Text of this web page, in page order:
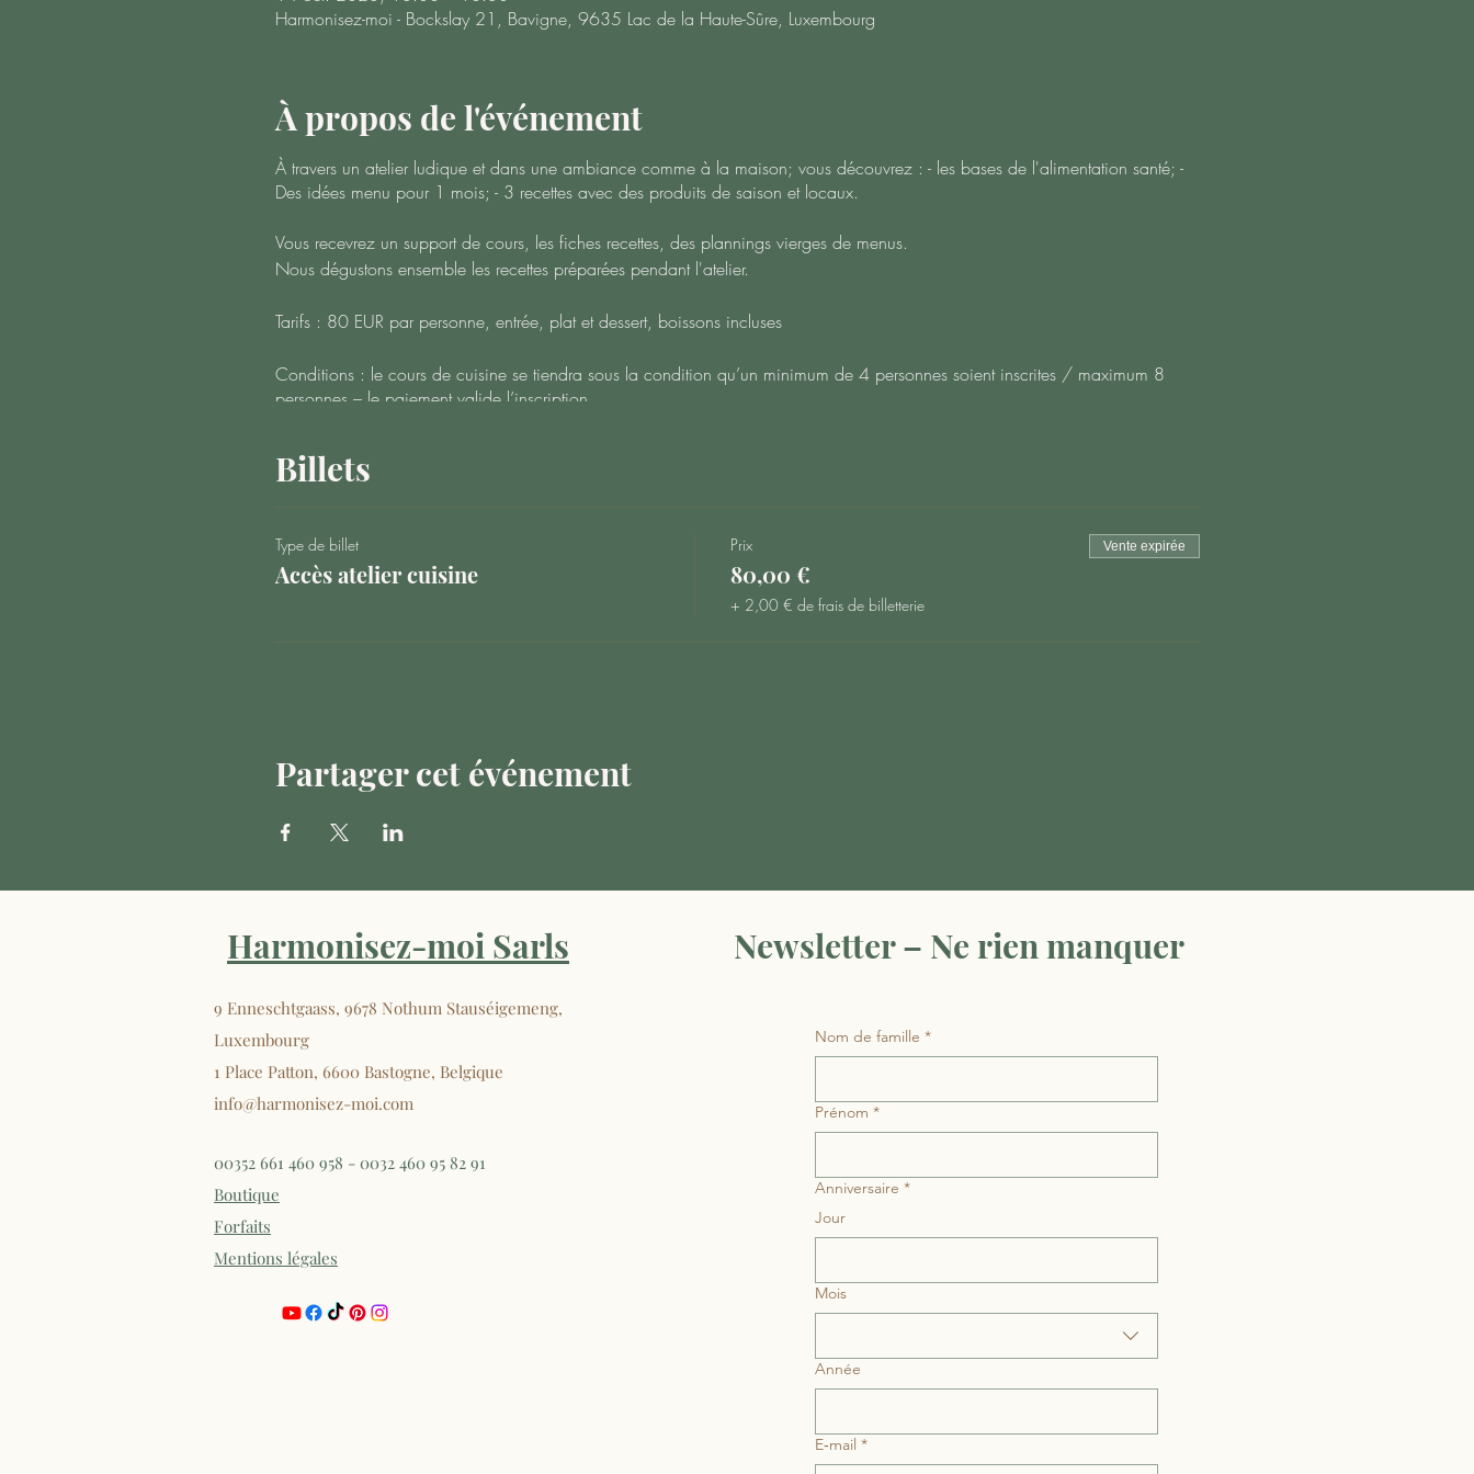
Harmonisez-moi - Bockslay 21, Bavigne, 9635 Lac de la Haute-Sûre, Luxembourg
À propos de l'événement
À travers un atelier ludique et dans une ambiance comme à la maison; vous découvrez : - les bases de l'alimentation santé; -
Des idées menu pour 1 mois; - 3 recettes avec des produits de saison et locaux.
Vous recevrez un support de cours, les fiches recettes, des plannings vierges de menus.
Nous dégustons ensemble les recettes préparées pendant l'atelier.
Tarifs : 80 EUR par personne, entrée, plat et dessert, boissons incluses
Conditions : le cours de cuisine se tiendra sous la condition qu’un minimum de 4 personnes soient inscrites / maximum 8
personnes – le paiement valide l’inscription
Billets
Type de billet
Accès atelier cuisine
Prix
80,00 €
+ 2,00 € de frais de billetterie
Vente expirée
Partager cet événement
Harmonisez-moi Sarls
9 Enneschtgaass, 9678 Nothum Stauséigemeng,
Luxembourg
1 Place Patton, 6600 Bastogne, Belgique
info@harmonisez-moi.com
00352 661 460 958 - 0032 460 95 82 91
Boutique
Forfaits
Mentions légales
Newsletter – Ne rien manquer
Nom de famille *
Prénom *
Anniversaire *
Jour
Mois
Année
E‑mail *